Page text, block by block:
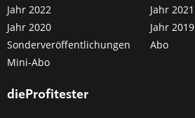
Jahr 2022
Jahr 2021
Jahr 2020
Jahr 2019
Sonderveröffentlichungen
Abo
Mini-Abo
dieProfitester